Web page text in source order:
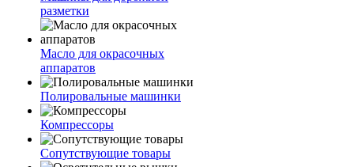
разметки
Масло для окрасочных
аппаратов
Полировальные машинки
Компрессоры
Сопутствующие товары